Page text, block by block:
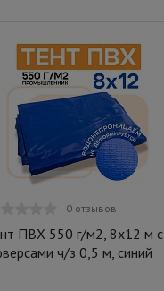
0 отзывов
ПВХ 550 г/м2, 8х12 м с
ч/з 0,5 м, синий